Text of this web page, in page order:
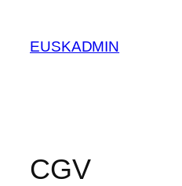
EUSKADMIN
CGV